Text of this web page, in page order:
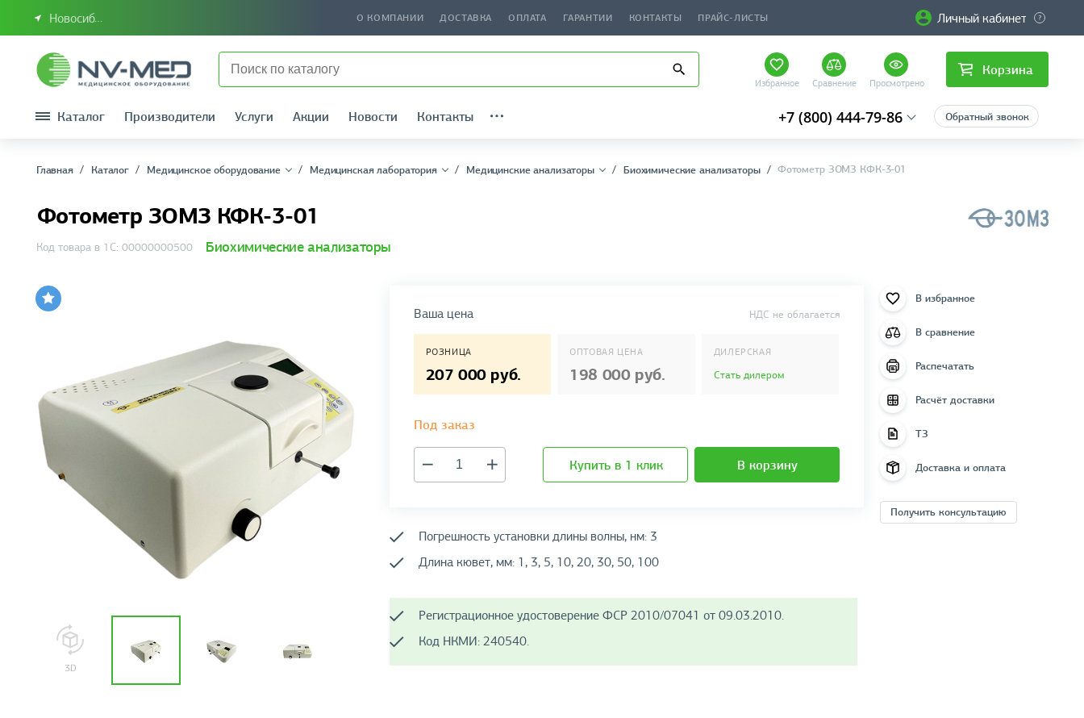
Новосибирск или Сибирский федеральный округ О КОМПАНИИ ДОСТАВКА ОПЛАТА ГАРАНТИИ КОНТАКТЫ ПРАЙС-ЛИСТЫ Личный кабинет
Избранное Сравнение Просмотрено
Корзина
Каталог Производители Услуги Акции Новости Контакты +7 (800) 444-79-86 Обратный звонок
Главная Каталог Медицинское оборудование Медицинская лаборатория Медицинские анализаторы Биохимические анализаторы Фотометр ЗОМЗ КФК-3-01
Фотометр ЗОМЗ КФК-3-01
Код товара в 1С: 00000000500 Биохимические анализаторы
Ваша цена НДС не облагается
РОЗНИЦА
207 000 руб.
ОПТОВАЯ ЦЕНА
198 000 руб.
ДИЛЕРСКАЯ
Стать дилером
Под заказ
Купить в 1 клик В корзину
Погрешность установки длины волны, нм: 3
Длина кювет, мм: 1, 3, 5, 10, 20, 30, 50, 100
Регистрационное удостоверение ФСР 2010/07041 от 09.03.2010.
Код НКМИ: 240540.
В избранное
В сравнение
Распечатать
Расчёт доставки
ТЗ
Доставка и оплата
Получить консультацию